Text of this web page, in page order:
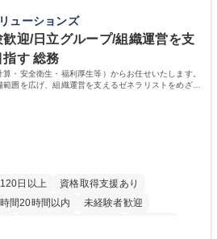
ているため、安心して成長できます。 募
務◆賞与5ヶ月◆年休120日◆残業少なめ◆
長と組織への貢献度をダイレクトに実感で
モート可など、ワークライフバランスを保
これまでの幅広い経験を活かし、長期的な
向きな意欲と挑戦を全力で応援します。 学
専 短大 専修学校 高校 語学力： 資格：日商
日商簿記検定3級
ューションズ
歓迎/日立グループ/組織運営を支
す 総務
・安全衛生・福利厚生等）からお任せいたします。
囲を広げ、組織運営を支えるゼネラリストをめざせ
日以上
資格取得支援あり
間20時間以内
未経験者歓迎